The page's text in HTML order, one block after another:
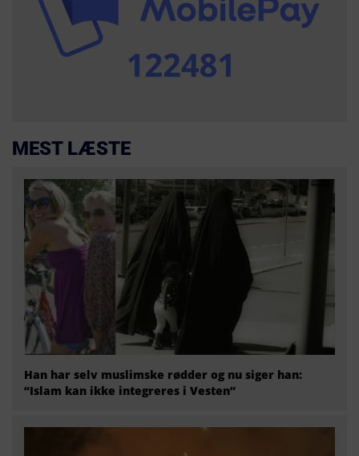
MEST LÆSTE
Han har selv muslimske rødder og nu siger han:
“Islam kan ikke integreres i Vesten”